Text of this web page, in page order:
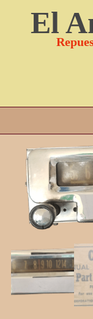
El